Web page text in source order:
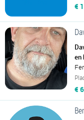
€
en
€